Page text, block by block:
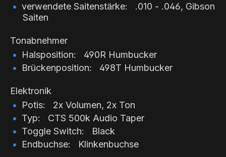
verwendete Saitenstärke: .010 - .046, Gibson
Saiten
Tonabnehmer
Halsposition: 490R Humbucker
Brückenposition: 498T Humbucker
Elektronik
Potis: 2x Volumen, 2x Ton
Typ: CTS 500k Audio Taper
Toggle Switch: Black
Endbuchse: Klinkenbuchse